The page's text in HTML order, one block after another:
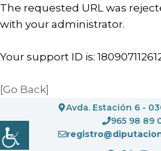
The requested URL was
with your administrator.
Your support ID is:
[Go Back]
al
contingut
Avda. Estación 6 -
965 98 89